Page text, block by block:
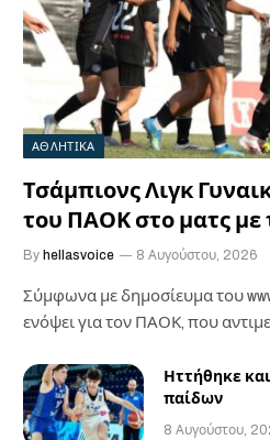
ΑΘΛΗΤΙΚΑ
Τσάμπιονς Λιγκ
του ΠΑΟΚ στο ματς
By hellasvoice 8 Αυγούστου, 2026
Σύμφωνα με δημοσίευμα του
ενόψει για τον ΠΑΟΚ, που
Ηττήθηκε
παίδων
8 Αυγούστου,